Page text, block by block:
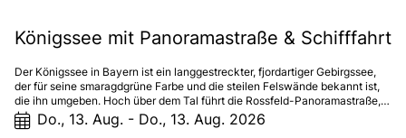
Königssee mit Panoramastraße & Schifffahrt
Der Königssee in Bayern ist ein langgestreckter, fjordartiger Gebirgssee,
der für seine smaragdgrüne Farbe und die steilen Felswände bekannt ist,
die ihn umgeben. Hoch über dem Tal führt die Rossfeld-Panoramastraße,
eine der schönsten Alpenstraßen Deutschlands, von der aus man einen
atemberaubenden Blick auf den Königssee, die umliegenden Berge und
Do., 13. Aug. - Do., 13. Aug. 2026